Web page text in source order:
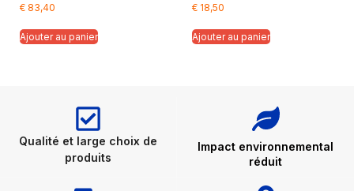
€ 83,40
Ajouter au panier
€18,50
Ajouter au panier
Qualité et large choix de
produits
Impact environnemental
réduit